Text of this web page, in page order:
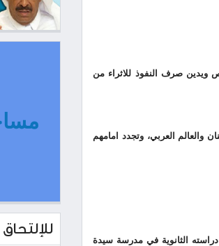
صرف النفوذ للاثراء من
والعالم العربي، وتجدد امامهم
وجمانة. أكمل دراسته الثانوية في مدرسة سيدة